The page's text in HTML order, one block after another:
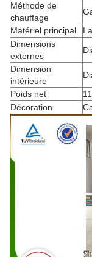
Méthode de
chauffage
Matériel principal
Dimensions
externes
Dimension
intérieure
Poids net
Décoration